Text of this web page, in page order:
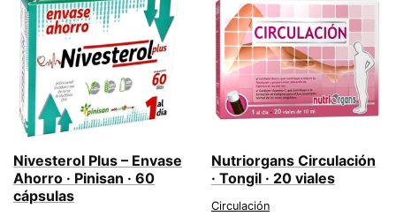
Nivesterol Plus – Envase
Ahorro · Pinisan · 60
cápsulas
Nutriorgans Circulación
· Tongil · 20 viales
Circulación